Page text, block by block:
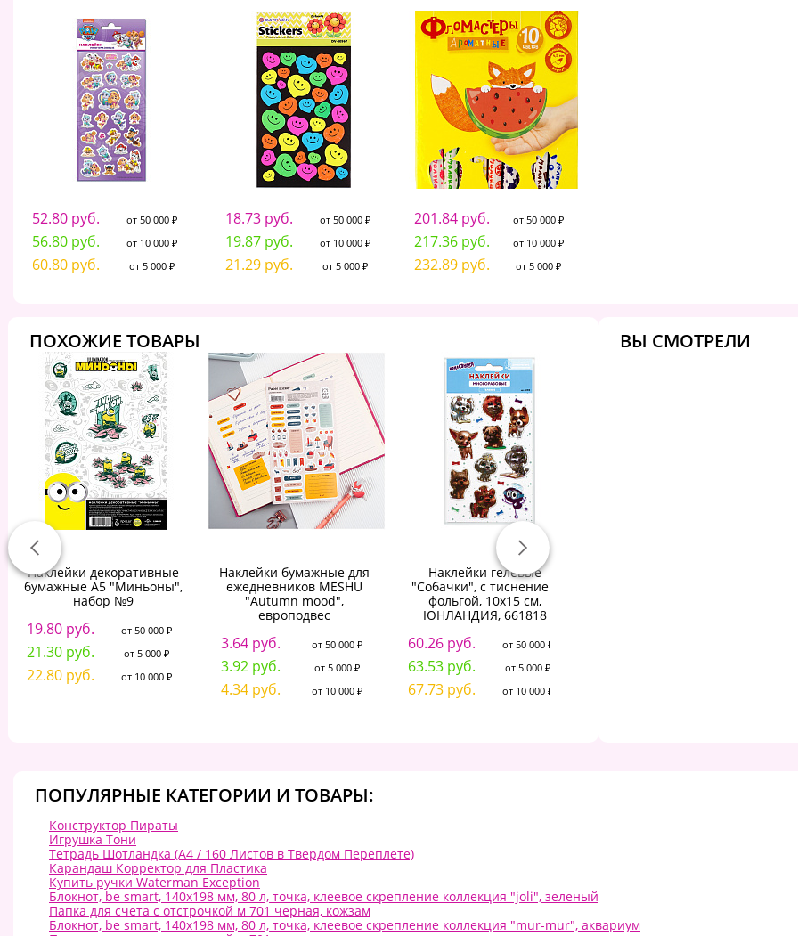
52.80 руб. от 50 000 ₽
56.80 руб. от 10 000 ₽
60.80 руб. от 5 000 ₽
18.73 руб. от 50 000 ₽
19.87 руб. от 10 000 ₽
21.29 руб. от 5 000 ₽
201.84 руб. от 50 000 ₽
217.36 руб. от 10 000 ₽
232.89 руб. от 5 000 ₽
ПОХОЖИЕ ТОВАРЫ
Наклейки декоративные
бумажные А5 "Миньоны",
набор №9
19.80 руб. от 50 000 ₽
21.30 руб. от 5 000 ₽
22.80 руб. от 10 000 ₽
Наклейки бумажные для
ежедневников MESHU
"Autumn mood",
европодвес
3.64 руб. от 50 000 ₽
3.92 руб. от 5 000 ₽
4.34 руб. от 10 000 ₽
Наклейки гелевые
"Собачки", с тиснением
фольгой, 10х15 см,
ЮНЛАНДИЯ, 661818
60.26 руб. от 50 000 ₽
63.53 руб. от 5 000 ₽
67.73 руб. от 10 000 ₽
ВЫ СМОТРЕЛИ
ПОПУЛЯРНЫЕ КАТЕГОРИИ И ТОВАРЫ:
Конструктор Пираты
Игрушка Тони
Тетрадь Шотландка (А4 / 160 Листов в Твердом Переплете)
Карандаш Корректор для Пластика
Купить ручки Waterman Exception
Блокнот, be smart, 140х198 мм, 80 л, точка, клеевое скрепление коллекция "joli", зеленый
Папка для счета с отстрочкой м 701 черная, кожзам
Блокнот, be smart, 140х198 мм, 80 л, точка, клеевое скрепление коллекция "mur-mur", аквариум